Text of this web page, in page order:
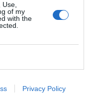
of my
with the
Privacy Policy